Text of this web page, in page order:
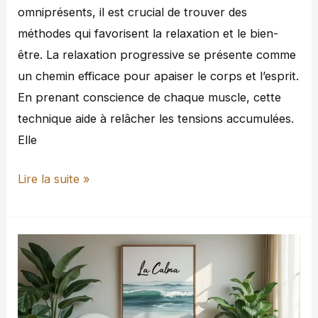
omniprésents, il est crucial de trouver des
méthodes qui favorisent la relaxation et le bien-
être. La relaxation progressive se présente comme
un chemin efficace pour apaiser le corps et l’esprit.
En prenant conscience de chaque muscle, cette
technique aide à relâcher les tensions accumulées.
Elle
Lire la suite »
Accompagnement
émotionnel
:
Vers